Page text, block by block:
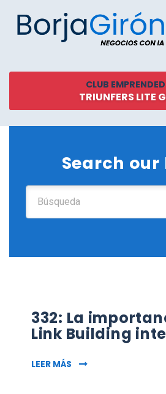
CLUB
TRIUNFERS LITE
Search our
332: La
Link Building
LEER MÁS 332: LA